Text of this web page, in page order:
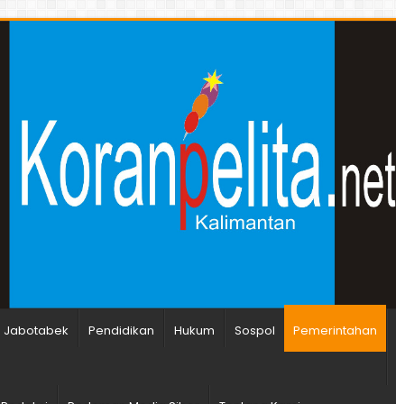
Jabotabek Pendidikan Hukum Sospol Pemerintahan